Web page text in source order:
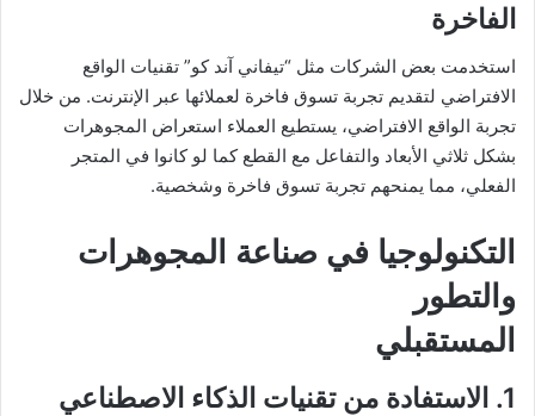
الفاخرة
استخدمت بعض الشركات مثل “تيفاني آند كو” تقنيات الواقع
الافتراضي لتقديم تجربة تسوق فاخرة لعملائها عبر الإنترنت. من خلال
تجربة الواقع الافتراضي، يستطيع العملاء استعراض المجوهرات
بشكل ثلاثي الأبعاد والتفاعل مع القطع كما لو كانوا في المتجر
الفعلي، مما يمنحهم تجربة تسوق فاخرة وشخصية.
التكنولوجيا في صناعة المجوهرات
والتطور
المستقبلي
1. الاستفادة من تقنيات الذكاء الاصطناعي